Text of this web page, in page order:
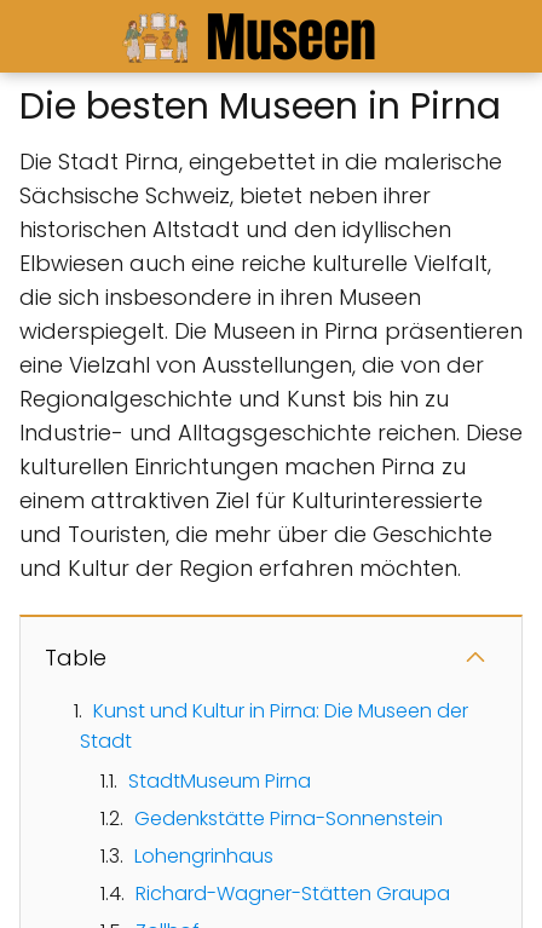
Die besten Museen in Pirna
Die Stadt Pirna, eingebettet in die malerische
Sächsische Schweiz, bietet neben ihrer
historischen Altstadt und den idyllischen
Elbwiesen auch eine reiche kulturelle Vielfalt,
die sich insbesondere in ihren Museen
widerspiegelt. Die Museen in Pirna präsentieren
eine Vielzahl von Ausstellungen, die von der
Regionalgeschichte und Kunst bis hin zu
Industrie- und Alltagsgeschichte reichen. Diese
kulturellen Einrichtungen machen Pirna zu
einem attraktiven Ziel für Kulturinteressierte
und Touristen, die mehr über die Geschichte
und Kultur der Region erfahren möchten.
Table
Kunst und Kultur in Pirna: Die Museen der
Stadt
StadtMuseum Pirna
Gedenkstätte Pirna-Sonnenstein
Lohengrinhaus
Richard-Wagner-Stätten Graupa